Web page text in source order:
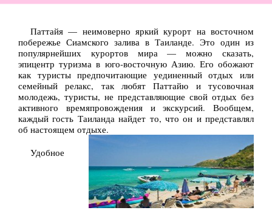
Паттайя — неимоверно яркий курорт на восточном
побережье Сиамского залива в Таиланде. Это один из
популярнейших курортов мира — можно сказать,
эпицентр туризма в юго-восточную Азию. Его обожают
как туристы предпочитающие уединенный отдых или
семейный релакс, так любят Паттайю и тусовочная
молодежь, туристы, не представляющие свой отдых без
активного времяпровождения и экскурсий. Вообщем,
каждый гость Таиланда найдет то, что он и представлял
об настоящем отдыхе.
Удобное